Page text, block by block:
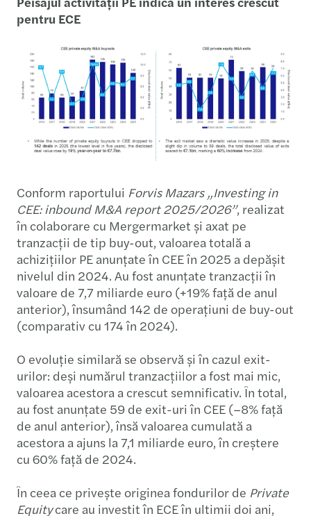
pentru ECE
Conform raportului Forvis Mazars „Investing in
CEE: inbound M&A report 2025/2026”, realizat
în colaborare cu Mergermarket și axat pe
tranzacții de tip buy-out, valoarea totală a
achizițiilor PE anunțate în CEE în 2025 a depășit
nivelul din 2024. Au fost anunțate tranzacții în
valoare de 7,7 miliarde euro (+19% față de anul
anterior), însumând 142 de operațiuni de buy-out
(comparativ cu 174 în 2024).
O evoluție similară se observă și în cazul exit-
urilor: deși numărul tranzacțiilor a fost mai mic,
valoarea acestora a crescut semnificativ. În total,
au fost anunțate 59 de exit-uri în CEE (–8% față
de anul anterior), însă valoarea cumulată a
acestora a ajuns la 7,1 miliarde euro, în creștere
cu 60% față de 2024.
În ceea ce privește originea fondurilor de Private
Equitycare au investit în ECE în ultimii doi ani,